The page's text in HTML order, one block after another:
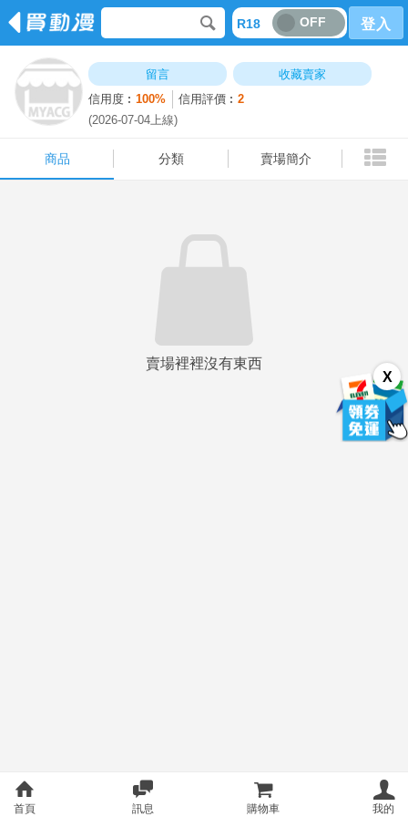
R18 OFF 登入
留言
收藏賣家
信用度︰100% 信用評價︰2
(2026-07-04上線)
商品 分類 賣場簡介
X
賣場裡裡沒有東西
商品 分類 賣場簡介
首頁 訊息 購物車 我的